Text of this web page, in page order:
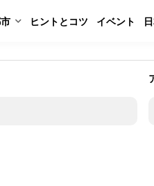
ヒントとコツ イベント